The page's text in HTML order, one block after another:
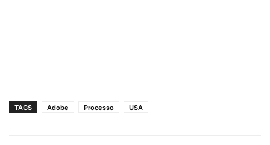
TAGS Adobe Processo USA